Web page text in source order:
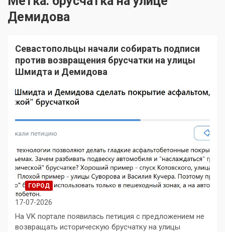
Демидова
Севастопольцы начали собирать подписи
против возвращения брусчатки на улицы
Шмидта и Демидова
ГОРОД
17-07-2026
На VK портале появилась петиция с предложением не
возвращать историческую брусчатку на улицы